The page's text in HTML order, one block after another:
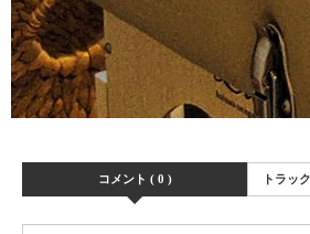
コメント ( 0 ) トラッ